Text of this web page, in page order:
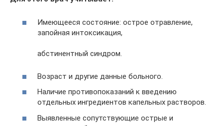
Имеющееся состояние: острое отравление,
запойная интоксикация,
абстинентный синдром.
Возраст и другие данные больного.
Наличие противопоказаний к введению
отдельных ингредиентов капельных растворов.
Выявленные сопутствующие острые и